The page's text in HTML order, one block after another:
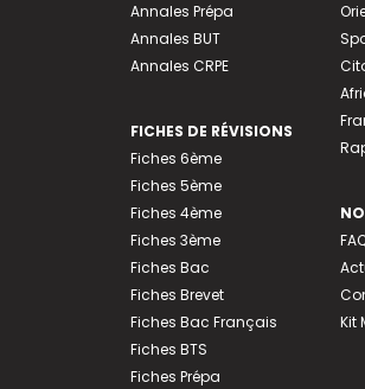
Annales Prépa
Annales BUT
Annales CRPE
FICHES DE RÉVISIONS
Fiches 6ème
Fiches 5ème
Fiches 4ème
Fiches 3ème
Fiches Bac
Fiches Brevet
Fiches Bac Français
Fiches BTS
Fiches Prépa
Kit